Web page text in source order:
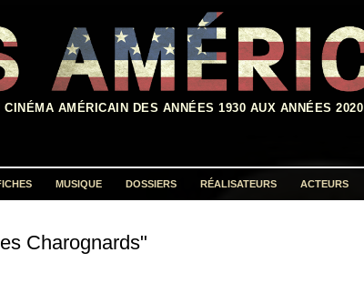
AMÉRICAIN DES ANNÉES 1930 AUX ANNÉES 2020
MUSIQUE DOSSIERS RÉALISATEURS ACTEURS
Charognards"